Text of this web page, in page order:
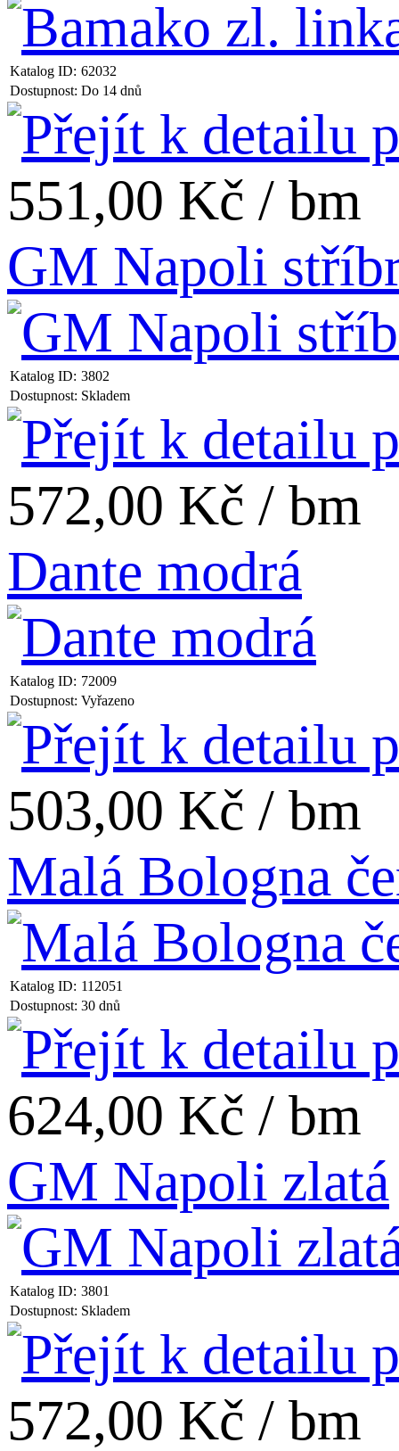
Katalog ID: 62032
Dostupnost: Do 14 dnů
551,00 Kč / bm
GM Napoli
Katalog ID: 3802
Dostupnost: Skladem
572,00 Kč / bm
Dante modrá
Katalog ID: 72009
Dostupnost: Vyřazeno
503,00 Kč / bm
Malá Bologna
Katalog ID: 112051
Dostupnost: 30 dnů
624,00 Kč / bm
GM Napoli zlatá
Katalog ID: 3801
Dostupnost: Skladem
572,00 Kč / bm